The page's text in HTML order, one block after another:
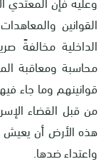
القوانين
الداخلية مخالفةً
محاسبة ومعاقبة
قوانينهم وما جاء
من قبل القضاء
هذه الأرض أن يعيش
واعتداء ضدها.